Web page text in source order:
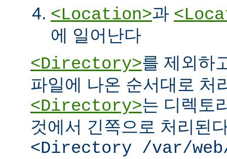
<Location>과
에 일어난다
<Directory>를 제외하
파일에 나온 순서대로 처
<Directory>는 디렉토
것에서 긴쪽으로 처리된
<Directory /var/